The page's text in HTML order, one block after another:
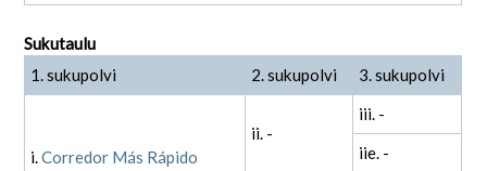
Sukutaulu
1. sukupolvi
2. sukupolvi 3. sukupolvi
i.Corredor Más Rápido
ii. -
iii. -
iie. -